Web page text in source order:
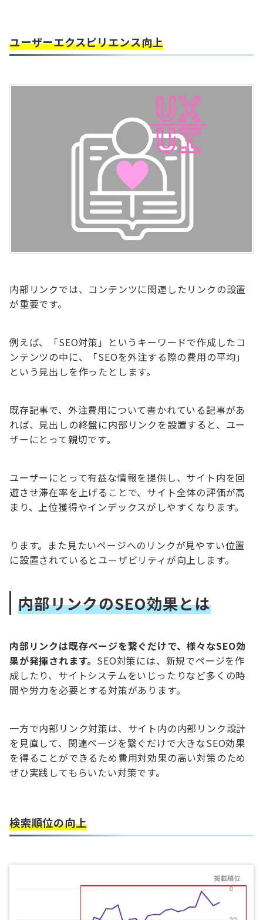
ユーザーエクスピリエンス向上
内部リンクでは、コンテンツに関連したリンクの設置
が重要です。
例えば、「SEO対策」というキーワードで作成したコ
ンテンツの中に、「SEOを外注する際の費用の平均」
という見出しを作ったとします。
既存記事で、外注費用について書かれている記事があ
れば、見出しの終盤に内部リンクを設置すると、ユー
ザーにとって親切です。
ユーザーにとって有益な情報を提供し、サイト内を回
遊させ滞在率を上げることで、サイト全体の評価が高
まり、上位獲得やインデックスがしやすくなります。
ります。また見たいページへのリンクが見やすい位置
に設置されているとユーザビリティが向上します。
内部リンクのSEO効果とは
内部リンクは既存ページを繋ぐだけで、様々なSEO効
果が発揮されます。 SEO対策には、新規でページを作
成したり、サイトシステムをいじったりなど多くの時
間や労力を必要とする対策があります。
一方で内部リンク対策は、サイト内の内部リンク設計
を見直して、関連ページを繋ぐだけで大きなSEO効果
を得ることができるため費用対効果の高い対策のため
ぜひ実践してもらいたい対策です。
検索順位の向上